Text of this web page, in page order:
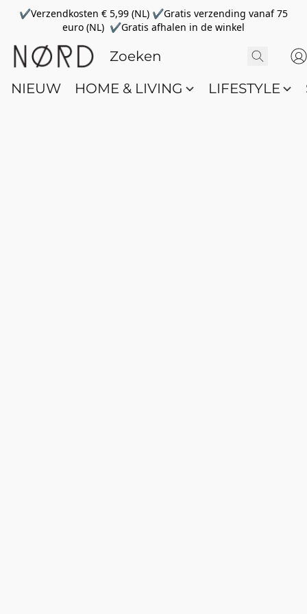
✔Verzendkosten € 5,99 (NL) ✔Gratis verzending vanaf 75
euro (NL) ✔Gratis afhalen in de winkel
NIEUW HOME & LIVING LIFESTYLE